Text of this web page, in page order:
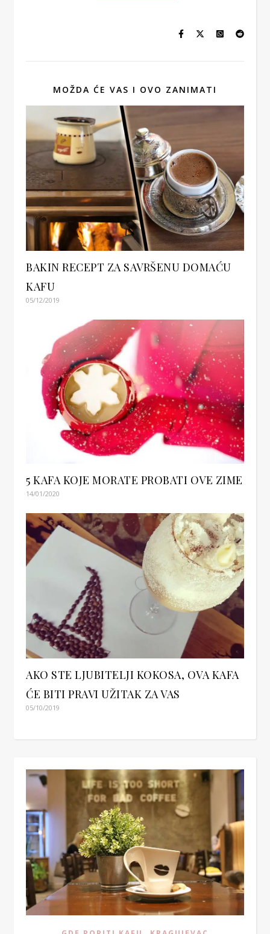
MOŽDA ĆE VAS I OVO ZANIMATI
BAKIN RECEPT ZA SAVRŠENU DOMAĆU
KAFU
05/12/2019
5 KAFA KOJE MORATE PROBATI OVE ZIME
14/01/2020
AKO STE LJUBITELJI KOKOSA, OVA KAFA
ĆE BITI PRAVI UŽITAK ZA VAS
05/10/2019